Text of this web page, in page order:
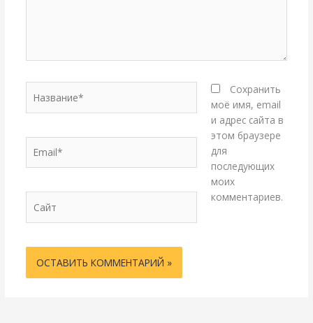
Сохранить
моё имя, email
и адрес сайта в
этом браузере
для
последующих
моих
комментариев.